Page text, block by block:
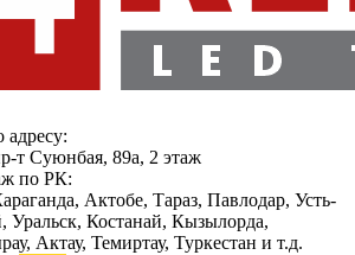
адресу:
т Суюнбая, 89а, 2 этаж
по РК:
Актобе, Тараз, Павлодар, Усть-
Уральск, Костанай, Кызылорда,
Актау, Темиртау, Туркестан и т.д.